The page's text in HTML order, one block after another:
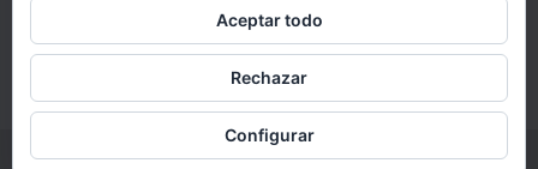
Página web realizada por FORMACION WEBS Y MULTIMEDIA
Funciona conNirvana&
Aceptar todo
Rechazar
Configurar